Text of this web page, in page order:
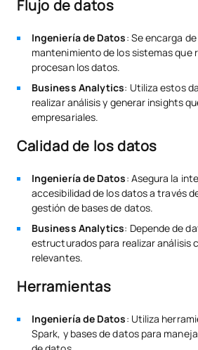
Flujo de datos
Ingeniería de Datos: Se encarga
mantenimiento de los sistemas que
procesan los datos.
Business Analytics: Utiliza estos
realizar análisis y generar insights
empresariales.
Calidad de los datos
Ingeniería de Datos: Asegura la
accesibilidad de los datos a través
gestión de bases de datos.
Business Analytics: Depende de
estructurados para realizar análisis
relevantes.
Herramientas
Ingeniería de Datos: Utiliza
Spark, y bases de datos para